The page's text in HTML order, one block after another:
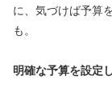
に、気づけば予算
も。
明確な予算を設定